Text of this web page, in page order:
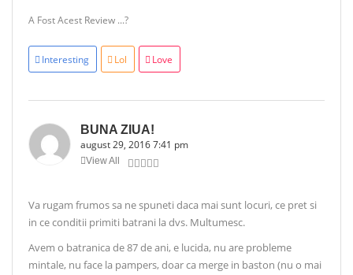
A Fost Acest Review ...?
Interesting Lol Love
BUNA ZIUA!
august 29, 2016 7:41 pm
View All
Va rugam frumos sa ne spuneti daca mai sunt locuri, ce pret si
in ce conditii primiti batrani la dvs. Multumesc.
Avem o batranica de 87 de ani, e lucida, nu are probleme
mintale, nu face la pampers, doar ca merge in baston (nu o mai